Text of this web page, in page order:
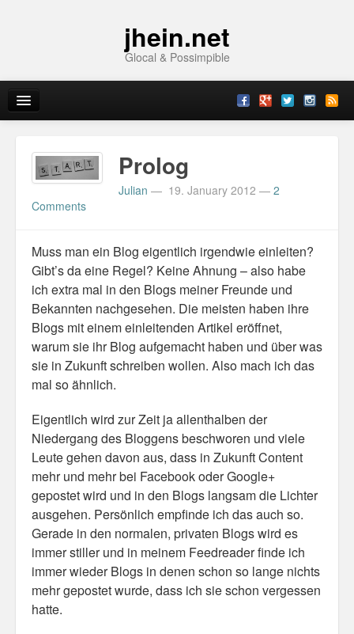
jhein.net
Glocal & Possimpible
Home
Info
Sitemap
Contact
Imprint
Topics
Misc
Business Server Cashflow
Design is how it works
Money Makes The World Go Round
GTD and shit
Smarty-Pants
Prolog
Julian — 19. January 2012 — 2
Comments
Muss man ein Blog eigentlich irgendwie einleiten?
Gibt’s da eine Regel? Keine Ahnung – also habe
ich extra mal in den Blogs meiner Freunde und
Bekannten nachgesehen. Die meisten haben ihre
Blogs mit einem einleitenden Artikel eröffnet,
warum sie ihr Blog aufgemacht haben und über was
sie in Zukunft schreiben wollen. Also mach ich das
mal so ähnlich.
Eigentlich wird zur Zeit ja allenthalben der
Niedergang des Bloggens beschworen und viele
Leute gehen davon aus, dass in Zukunft Content
mehr und mehr bei Facebook oder Google+
gepostet wird und in den Blogs langsam die Lichter
ausgehen. Persönlich empfinde ich das auch so.
Gerade in den normalen, privaten Blogs wird es
immer stiller und in meinem Feedreader finde ich
immer wieder Blogs in denen schon so lange nichts
mehr gepostet wurde, dass ich sie schon vergessen
hatte.